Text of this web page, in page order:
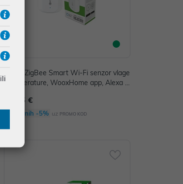
Woox ZigBee Smart Wi-Fi senzor vlage
i temperature, WooxHome app, Alexa &
14,15 €
Dodatnih -5% uz PROMO KOD
ili